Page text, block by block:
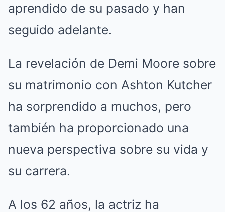
aprendido de su pasado y han
seguido adelante.
La revelación de Demi Moore sobre
su matrimonio con Ashton Kutcher
ha sorprendido a muchos, pero
también ha proporcionado una
nueva perspectiva sobre su vida y
su carrera.
A los 62 años, la actriz ha